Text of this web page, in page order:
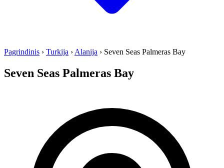
Pagrindinis › Turkija › Alanija › Seven Seas Palmeras Bay
Seven Seas Palmeras Bay